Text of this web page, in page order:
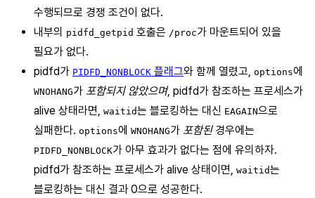
수행되므로 경쟁 조건이 없다.
내부의
pidfd_getpid 호출은 /proc가 마운트되어 있을
필요가 없다.
pidfd가 PIDFD_NONBLOCK 플래그와 함께 열렸고, options에
WNOHANG가 포함되지 않았으며, pidfd가 참조하는 프로세스가
alive 상태라면,
waitid는 블로킹하는 대신 EAGAIN으로
실패한다. options에 WNOHANG가 포함된경우에는
PIDFD_NONBLOCK가 아무 효과가 없다는 점에 유의하자.
pidfd가 참조하는 프로세스가 alive 상태이면,
waitid는
블로킹하는 대신 결과 0으로 성공한다.